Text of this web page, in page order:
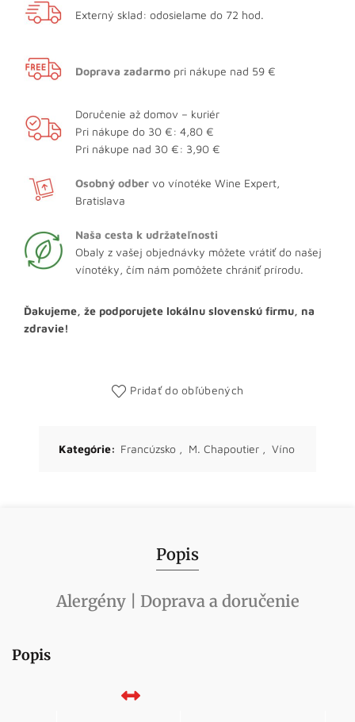
Externý sklad: odosielame do 72 hod.
Doprava zadarmo pri nákupe nad 59 €
Doručenie až domov – kuriér
Pri nákupe do 30 €: 4,80 €
Pri nákupe nad 30 €: 3,90 €
Osobný odber vo vínotéke Wine Expert,
Bratislava
Naša cesta k udržateľnosti
Obaly z vašej objednávky môžete vrátiť do našej
vínotéky, čím nám pomôžete chrániť prírodu.
Ďakujeme, že podporujete lokálnu slovenskú firmu, na
zdravie!
Pridať do obľúbených
Kategórie: Francúzsko , M. Chapoutier , Víno
Popis
Alergény | Doprava a doručenie
Popis